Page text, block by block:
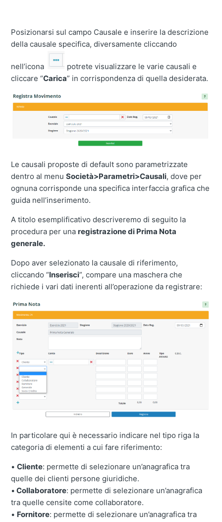
Posizionarsi sul campo Causale e inserire la descrizione
della causale specifica, diversamente cliccando
nell’icona
potrete visualizzare le varie causali e
cliccare “Carica” in corrispondenza di quella desiderata.
Le causali proposte di default sono parametrizzate
dentro al menuSocietà>Parametri>Causali, dove per
ognuna corrisponde una specifica interfaccia grafica che
guida nell’inserimento.
A titolo esemplificativo descriveremo di seguito la
procedura per una registrazione di Prima Nota
generale.
Dopo aver selezionato la causale di riferimento,
cliccando “Inserisci”, compare una maschera che
richiede i vari dati inerenti all’operazione da registrare:
In particolare qui è necessario indicare nel tipo riga la
categoria di elementi a cui fare riferimento:
•Cliente: permette di selezionare un’anagrafica tra
quelle dei clienti persone giuridiche.
• Collaboratore: permette di selezionare un’anagrafica
tra quelle censite come collaboratore.
• Fornitore: permette di selezionare un’anagrafica tra